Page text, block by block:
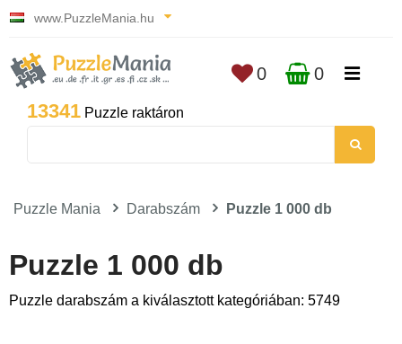
www.PuzzleMania.hu
13341 Puzzle raktáron
0 0
Puzzle Mania Darabszám Puzzle 1 000 db
Puzzle 1 000 db
Puzzle darabszám a kiválasztott kategóriában: 5749